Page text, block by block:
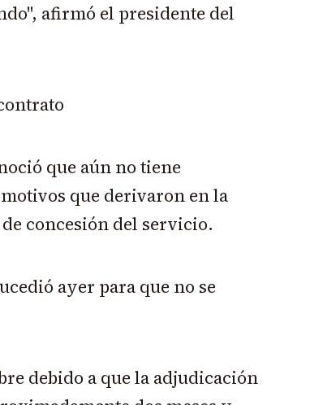
afirmó el presidente del
que aún no tiene
que derivaron en la
concesión del servicio.
ayer para que no se
debido a que la adjudicación